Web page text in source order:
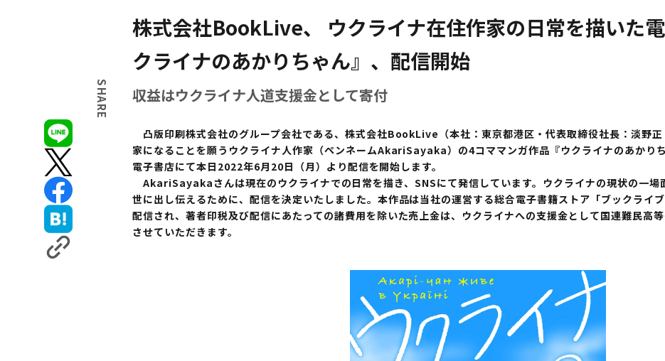
SHARE
株式会社BookLive、 ウクライナ在住作家の日常を描いた
クライナのあかりちゃん』、配信開始
収益はウクライナ人道支援金として寄付
凸版印刷株式会社のグループ会社である、株式会社BookLive（本社：東京都港区・代表取締役社長：淡野
家になることを願うウクライナ人作家（ペンネームAkariSayaka）の4コママンガ作品『ウクライナのあかり
電子書店にて本日2022年6月20日（月）より配信を開始します。
AkariSayakaさんは現在のウクライナでの日常を描き、SNSにて発信しています。ウクライナの現状の一場
世に出し伝えるために、配信を決定いたしました。本作品は当社の運営する総合電子書籍ストア「ブックライ
配信され、著者印税及び配信にあたっての諸費用を除いた売上金は、ウクライナへの支援金として国連難民高
させていただきます。